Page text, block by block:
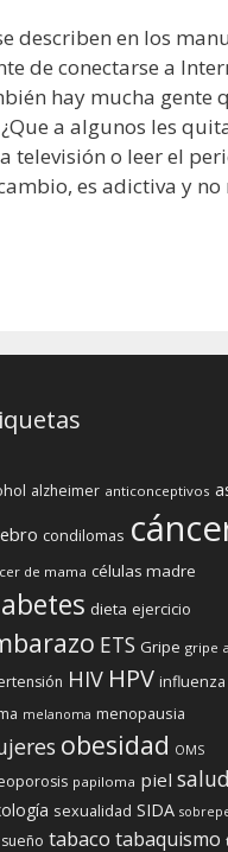
describen en los
de conectarse a
hay mucha gente
a algunos les
televisión o leer el
es adictiva y
alzheimer anticonceptivos
condilomas
de mama células madre
dieta ejercicio
ETS Gripe gripe
HIV HPV influenza
melanoma menopausia
obesidad OMS
papiloma piel salud
sexualidad SIDA
sueño tabaco tabaquismo